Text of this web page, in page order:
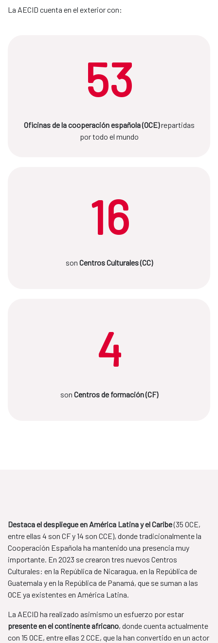
La AECID cuenta en el exterior con:
53
Oficinas de la cooperación española (OCE)repartidas
por todo el mundo
16
son Centros Culturales (CC)
4
son Centros de formación (CF)
Destaca el despliegue en América Latina y el Caribe(35 OCE,
entre ellas 4 son CF y 14 son CCE), donde tradicionalmente la
Cooperación Española ha mantenido una presencia muy
importante. En 2023 se crearon tres nuevos Centros
Culturales: en la República de Nicaragua, en la República de
Guatemala y en la República de Panamá, que se suman a las
OCE ya existentes en América Latina.
La AECID ha realizado asimismo un esfuerzo por estar
presente en el continente africano, donde cuenta actualmente
con 15 OCE, entre ellas 2 CCE, que la han convertido en un actor